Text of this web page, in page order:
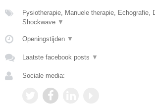
Fysiotherapie, Manuele therapie, Echografie,
Shockwave ▼
Openingstijden ▼
Laatste facebook posts ▼
Sociale media: